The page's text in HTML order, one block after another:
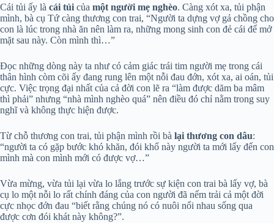
Cái tủi ấy là cái tủi của một người mẹ nghèo. Càng xót xa, tủi phận
mình, bà cụ Tứ càng thương con trai, “Người ta dựng vợ gả chồng cho
con là lúc trong nhà ăn nên làm ra, những mong sinh con đẻ cái để mở
mặt sau này. Còn mình thì…”
Đọc những dòng này ta như có cảm giác trái tim người mẹ trong cái
thân hình còm cõi ấy đang rung lên một nỗi đau đớn, xót xa, ai oán, tủi
cực. Việc trọng đại nhất của cả đời con lẽ ra “làm được dăm ba mâm
thì phải” nhưng “nhà mình nghèo quá” nên điều đó chỉ nằm trong suy
nghĩ và không thực hiện được.
Từ chỗ thương con trai, tủi phận mình rồi bà lại thương con dâu:
“người ta có gặp bước khó khăn, đói khổ này người ta mới lấy đến con
mình mà con mình mới có được vợ…”
Vừa mừng, vừa tủi lại vừa lo lắng trước sự kiện con trai bà lấy vợ, bà
cụ lo một nỗi lo rất chính đáng của con người đã nếm trải cả một đời
cực nhọc đớn đau “biết rằng chúng nó có nuôi nổi nhau sống qua
được cơn đói khát này không?”.